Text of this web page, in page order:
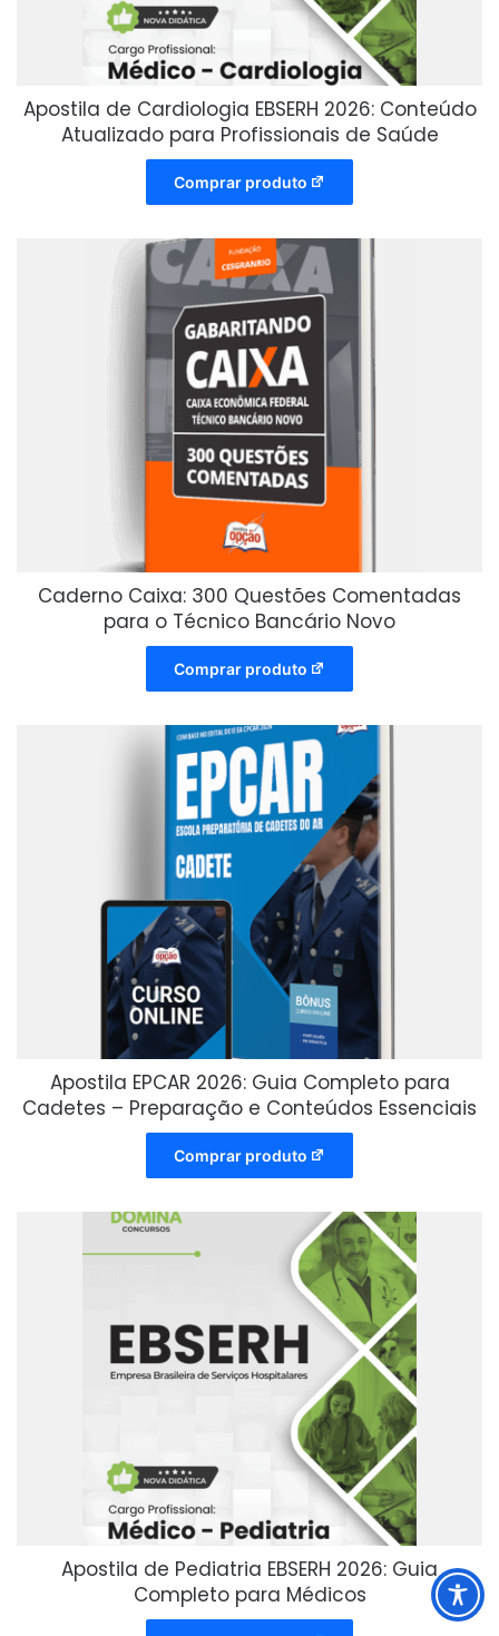
Apostila de Cardiologia EBSERH 2026: Conteúdo
Atualizado para Profissionais de Saúde
Comprar produto
Caderno Caixa: 300 Questões Comentadas
para o Técnico Bancário Novo
Comprar produto
Apostila EPCAR 2026: Guia Completo para
Cadetes – Preparação e Conteúdos Essenciais
Comprar produto
Apostila de Pediatria EBSERH 2026: Guia
Completo para Médicos